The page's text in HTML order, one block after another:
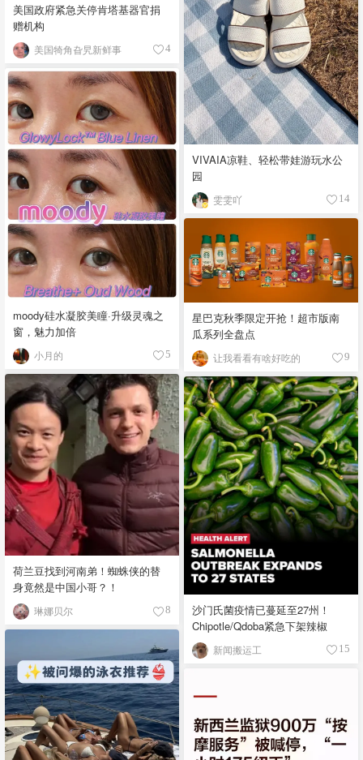
VIVAIA凉鞋、轻松带娃游玩水公
园
雯雯吖 14
美国政府紧急关停肯塔基器官捐
赠机构
美国犄角旮旯新鲜事 4
moody硅水凝胶美瞳·升级灵魂之
窗，魅力加倍
小月的 5
星巴克秋季限定开抢！超市版南
瓜系列全盘点
让我看看有啥好吃的 9
荷兰豆找到河南弟！蜘蛛侠的替
身竟然是中国小哥？！
琳娜贝尔 8
沙门氏菌疫情已蔓延至27州！
Chipotle/Qdoba紧急下架辣椒
新闻搬运工 15